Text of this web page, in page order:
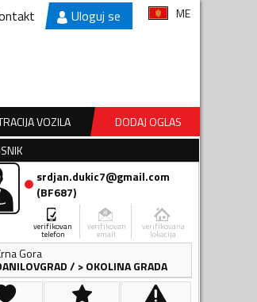
Uloguj se ME
VOZILA
DODAJ OGLAS
srdjan.dukic7@gmail.com
(BF687)
verifikovan
telefon
verifikovan
email
verifikovana
lokacija
Gora
/ > OKOLINA GRADA